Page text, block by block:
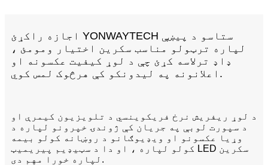
اجازه راکړئ YONWAYTECH ستاسو د پیښې
لپاره ترټولو مناسب سکرین اختیار ومومئ ،
ډاډ ترلاسه کړئ چې د لوړ کیفیت عکسونه او
اعلانونه په لیدونکو کې هرڅوک لمس کوي.
د لوړ ریفریش نرخ فریکوینسي د تلویزیون کیمرې او
د سپورت لوبې په جریان کې ژوندۍ خپرونو لپاره د
وړیا عکسونو او ویډیوګانو د روښانه کولو بیمه
کولو لپاره ، او دا د سټیډیم پیریمیټ LED سکرین
لپاره خورا مهم دی.